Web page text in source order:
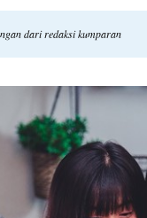
dari redaksi kumparan